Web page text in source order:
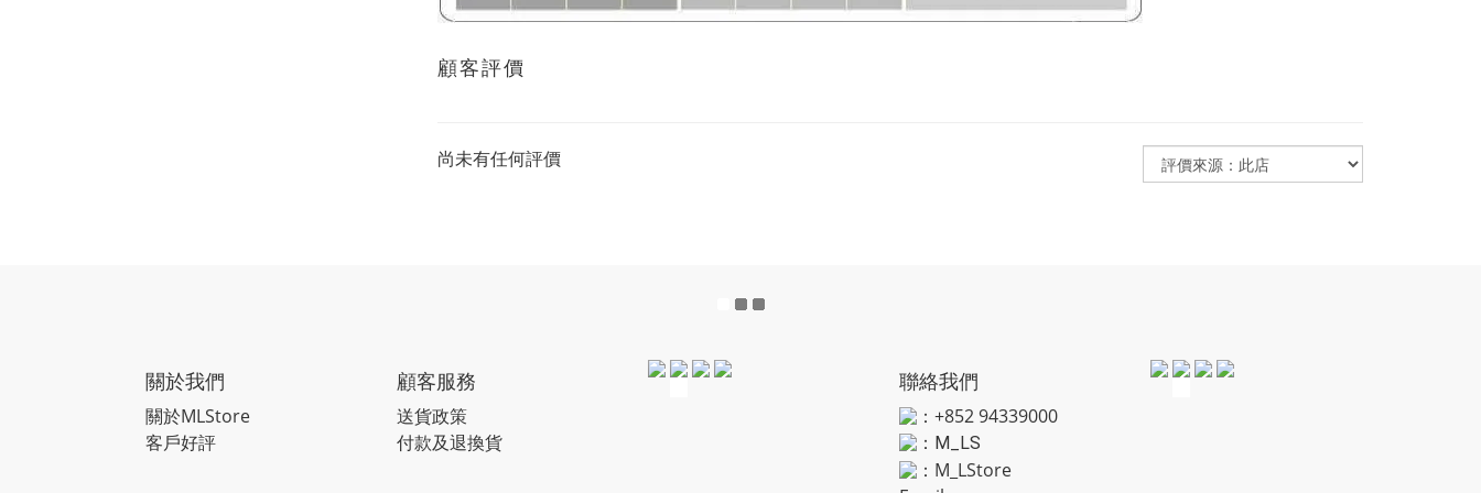
顧客評價
尚未有任何評價
關於我們
關於MLStore
客戶好評
顧客服務
送貨政策
付款及退換貨
聯絡我們
：+852 94339000
： M_LS
：M_LStore